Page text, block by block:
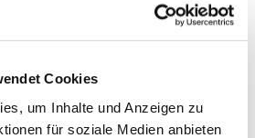
Cookies
um Inhalte und Anzeigen zu
für soziale Medien anbieten
d’abeille pure et lanoline nourrit,
lisse en une seule étape.